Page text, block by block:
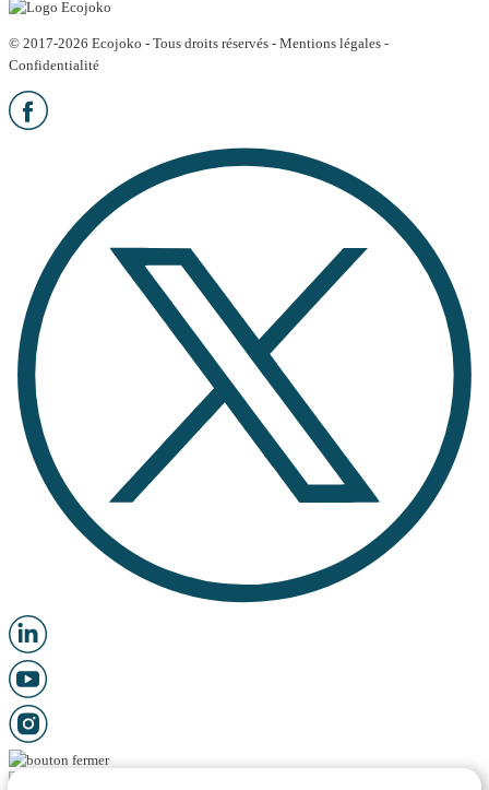
© 2017-2026 Ecojoko - Tous droits réservés - Mentions légales -
Confidentialité